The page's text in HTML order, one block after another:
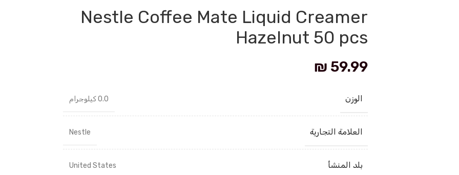
Nestle Coffee Mate Liquid Creamer
Hazelnut 50 pcs
₪ 59.99
الوزن 0.0 كيلوجرام
العلامة التجارية Nestle
بلد المنشأ United States